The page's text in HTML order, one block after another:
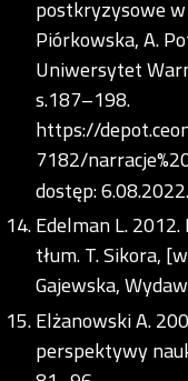
postkryzysowe w
Piórkowska, A.
Uniwersytet
s.187–198.
https://
7182/
dostęp: 6.08.2022.
Edelman L.
tłum. T. Sikora,
Gajewska,
Elżanowski A.
perspektywy